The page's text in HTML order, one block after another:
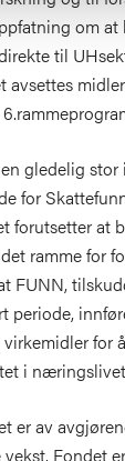
om
til
avsettes
gledelig stor
for
forutsetter at
ramme for
FUNN,
periode,
for
i
er av
Fondet